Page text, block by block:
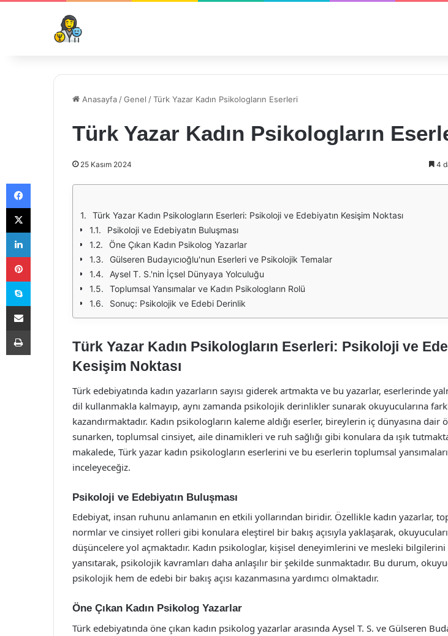
Anasayfa /Genel /Türk Yazar Kadın Psikologların Eserleri
Türk Yazar Kadın Psikologların
25 Kasım 2024 4
Türk Yazar Kadın Psikologların Eserleri: Psikoloji ve Edebiyatın Kesişim Noktası
Psikoloji ve Edebiyatın Buluşması
Öne Çıkan Kadın Psikolog Yazarlar
Gülseren Budayıcıoğlu'nun Eserleri ve Psikolojik Temalar
Aysel T. S.'nin İçsel Dünyaya Yolculuğu
Toplumsal Yansımalar ve Kadın Psikologların Rolü
Sonuç: Psikolojik ve Edebi Derinlik
Türk Yazar Kadın Psikologların Eserleri: Psikoloji ve
Kesişim Noktası
Türk edebiyatında kadın yazarların sayısı giderek artmakta ve bu yazarlar, eserlerinde
dil kullanmakla kalmayıp, aynı zamanda psikolojik derinlikler sunarak okuyucularına farklı
kazandırmaktadır. Kadın psikologların kaleme aldığı eserler, bireylerin iç dünyasına dair
sunarken, toplumsal cinsiyet, aile dinamikleri ve ruh sağlığı gibi konulara da ışık
makalede, Türk yazar kadın psikologların eserlerini ve bu eserlerin toplumsal
inceleyeceğiz.
Psikoloji ve Edebiyatın Buluşması
Edebiyat, insan ruhunu anlamanın en etkili yollarından biridir. Özellikle kadın yazarlar,
normlar ve cinsiyet rolleri gibi konulara eleştirel bir bakış açısıyla yaklaşarak,
düşüncelere yol açmaktadır. Kadın psikologlar, kişisel deneyimlerini ve mesleki
yansıtarak, psikolojik kavramları daha anlaşılır bir şekilde sunmaktadır. Bu durum,
psikolojik hem de edebi bir bakış açısı kazanmasına yardımcı olmaktadır.
Öne Çıkan Kadın Psikolog Yazarlar
Türk edebiyatında öne çıkan kadın psikolog yazarlar arasında Aysel T. S. ve Gülseren
Facebook
X
LinkedIn
Pinterest
Skype
E-Posta ile paylaş